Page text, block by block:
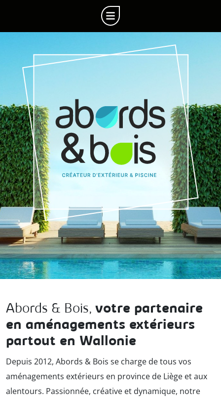
Abords & Bois, votre partenaire
en aménagements extérieurs
partout en Wallonie
Depuis 2012, Abords & Bois se charge de tous vos
aménagements extérieurs en province de Liège et aux
alentours. Passionnée, créative et dynamique, notre